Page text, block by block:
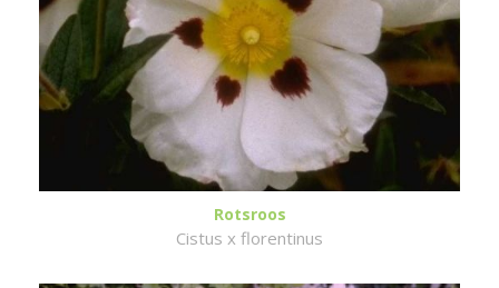
Rotsroos
Cistus x florentinus